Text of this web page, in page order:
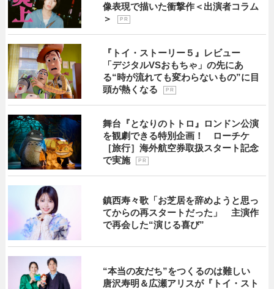
像表現で描いた衝撃作＜出演者コラム
＞
P R
『トイ・ストーリー５』レビュー
「デジタルVSおもちゃ」の先にあ
る“時が流れても変わらないもの”に目
頭が熱くなる
P R
舞台『となりのトトロ』ロンドン公演
を観劇できる特別企画！ ローチケ
［旅行］海外航空券取扱スタート記念
で実施
P R
鎮西寿々歌「お芝居を辞めようと思っ
てからの再スタートだった」 主演作
で再会した“演じる喜び”
“本当の友だち”をつくるのは難しい
唐沢寿明＆広瀬アリスが『トイ・スト